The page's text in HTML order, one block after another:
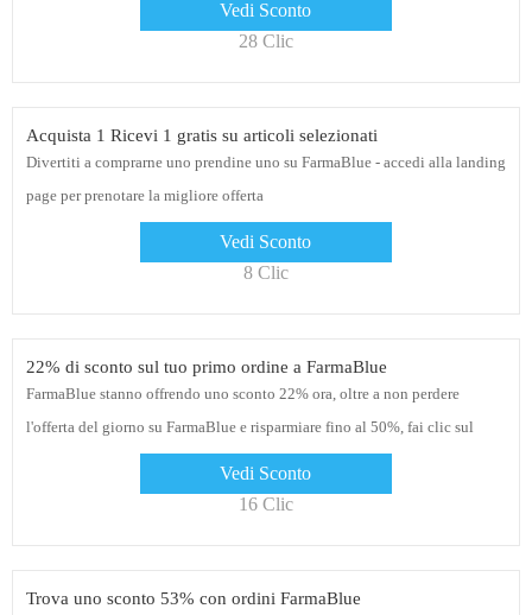
Vedi Sconto
28 Clic
Acquista 1 Ricevi 1 gratis su articoli selezionati
Divertiti a comprarne uno prendine uno su FarmaBlue - accedi alla landing
page per prenotare la migliore offerta
Vedi Sconto
8 Clic
22% di sconto sul tuo primo ordine a FarmaBlue
FarmaBlue stanno offrendo uno sconto 22% ora, oltre a non perdere
l'offerta del giorno su FarmaBlue e risparmiare fino al 50%, fai clic sul
Vedi Sconto
16 Clic
Trova uno sconto 53% con ordini FarmaBlue